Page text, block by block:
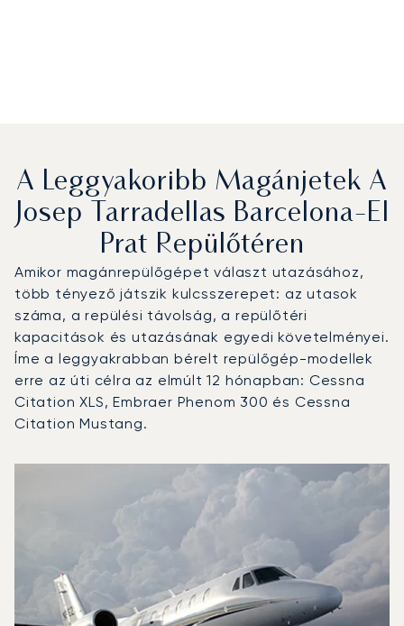
A Leggyakoribb Magánjetek A
Josep Tarradellas Barcelona-El
Prat Repülőtéren
Amikor magánrepülőgépet választ utazásához,
több tényező játszik kulcsszerepet: az utasok
száma, a repülési távolság, a repülőtéri
kapacitások és utazásának egyedi követelményei.
Íme a leggyakrabban bérelt repülőgép-modellek
erre az úti célra az elmúlt 12 hónapban: Cessna
Citation XLS, Embraer Phenom 300 és Cessna
Citation Mustang.
Repülőgép-típus
Repülési
Sebesség (km/h)
Hatótávolság (NM)